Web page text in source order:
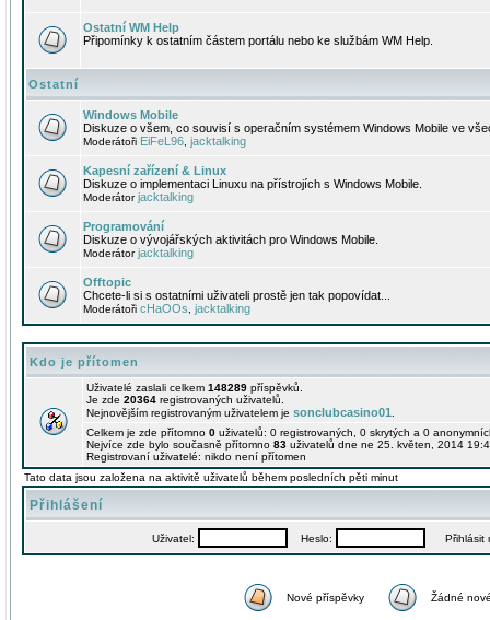
Ostatní WM Help
Připomínky k ostatním částem portálu nebo ke službám WM Help.
Ostatní
Windows Mobile
Diskuze o všem, co souvisí s operačním systémem Windows Mobile ve
Moderátoři EiFeL96 jacktalking
Kapesní zařízení & Linux
Diskuze o implementaci Linuxu na přístrojích s Windows Mobile.
Moderátorjacktalking
Programování
Diskuze o vývojářských aktivitách pro Windows Mobile.
Moderátorjacktalking
Offtopic
Chcete-li si s ostatními uživateli prostě jen tak popovídat...
Moderátoři cHaOOs jacktalking
Kdo je přítomen
Uživatelé zaslali celkem 148289 příspěvků.
Je zde 20364 registrovaných uživatelů.
Nejnovějším registrovaným uživatelem je sonclubcasino01
Celkem je zde přítomno 0 uživatelů: 0 registrovaných, 0 skrytých a 0
Nejvíce zde bylo současně přítomno 83 uživatelů dne ne 25. květen, 2014
Registrovaní uživatelé: nikdo není přítomen
Tato data jsou založena na aktivitě uživatelů během posledních pěti minut
Přihlášení
Uživatel: Heslo: Přihlásit
Nové příspěvky Žádné